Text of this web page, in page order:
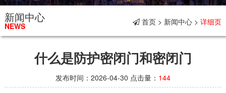
新闻中心
NEWS 首页 > 新闻中心 >详细页
什么是防护密闭门和密闭门
发布时间：2026-04-30 点击量： 144